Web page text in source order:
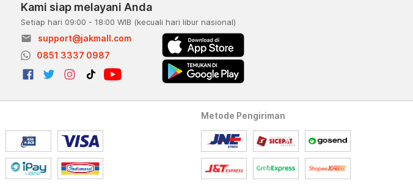
Kami siap melayani Anda
Setiap hari 09:00 - 18:00 WIB (kecuali hari libur nasional)
email
support@jakmall.com
0851 3337 0987
Metode Pengiriman